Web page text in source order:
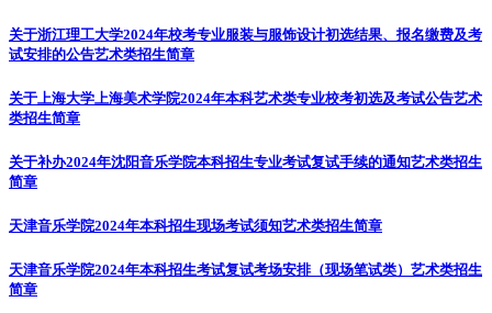
关于浙江理工大学2024年校考专业服装与服饰设计初选结果、报名缴费及考
试安排的公告艺术类招生简章
关于上海大学上海美术学院2024年本科艺术类专业校考初选及考试公告艺术
类招生简章
关于补办2024年沈阳音乐学院本科招生专业考试复试手续的通知艺术类招生
简章
天津音乐学院2024年本科招生现场考试须知艺术类招生简章
天津音乐学院2024年本科招生考试复试考场安排（现场笔试类） 艺术类招生
简章